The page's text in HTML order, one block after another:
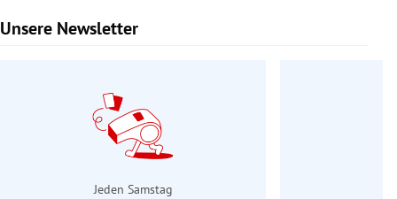
Unsere Newsletter
Slide 1 von 9
Jeden Samstag